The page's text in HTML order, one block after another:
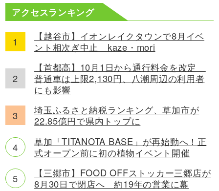
アクセスランキング
【越谷市】イオンレイクタウンで8月イベ
ント相次ぎ中止 kaze・mori
【首都高】10月1日から通行料金を改定
普通車は上限2,130円、八潮周辺の利用者
にも影響
埼玉ふるさと納税ランキング、草加市が
22.85億円で県内トップに
草加「TITANOTA BASE」が再始動へ！正
式オープン前に初の植物イベント開催
【三郷市】FOOD OFFストッカー三郷店が
8月30日で閉店へ 約19年の営業に幕